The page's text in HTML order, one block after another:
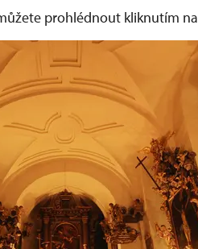
prohlédnout kliknutím